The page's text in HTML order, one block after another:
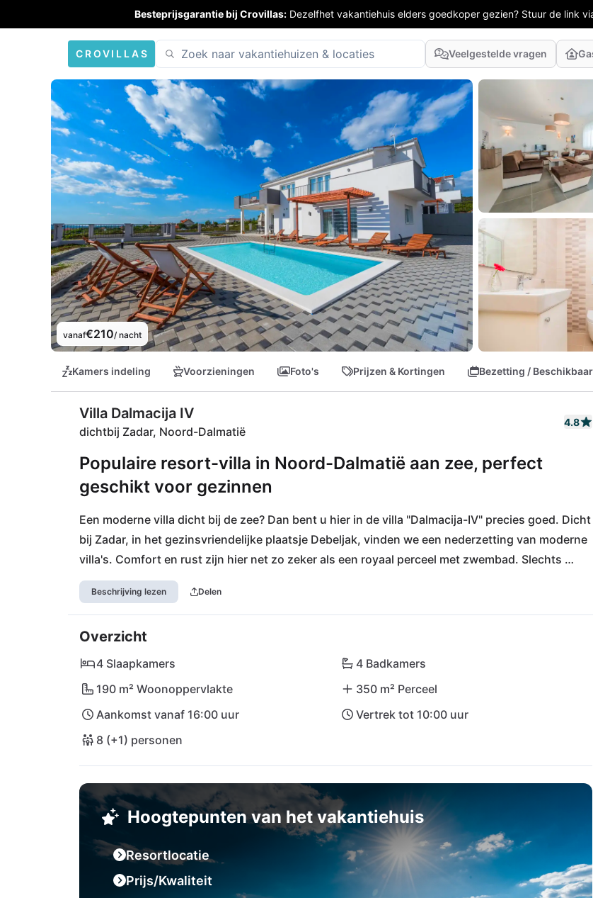
Besteprijsgarantie bij Crovillas: Dezelfhet vakantiehuis elders goedkoper gezien? Stuur de link
CROVILLAS Veelgestelde vragen
vanaf€210/ nacht
Kamers indeling Voorzieningen Foto's Prijzen & Kortingen Bezetting /
Villa Dalmacija IV
dichtbij Zadar, Noord-Dalmatië
4.8
Populaire resort-villa in Noord-Dalmatië aan zee, perfect
geschikt voor gezinnen
Een moderne villa dicht bij de zee? Dan bent u hier in de villa "Dalmacija-IV" precies goed. Dicht
bij Zadar, in het gezinsvriendelijke plaatsje Debeljak, vinden we een nederzetting van moderne
villa's. Comfort en rust zijn hier net zo zeker als een royaal perceel met zwembad. Slechts
enkele kilometers verder ligt de stad Sukosan met geweldige stranden en tal van
speelgelegenheden voor kinderen! Een perfecte bereikbaarheid van de villa wordt
gegarandeerd door de slechts 9 km verderop gelegen luchthaven, en de bekende stad Zadar
ligt daarbij ook slechts 16 km verderop.
Beschrijving lezen Delen
Overzicht
4 Slaapkamers
4 Badkamers
190 m² Woonoppervlakte
350 m² Perceel
Aankomst vanaf 16:00 uur
Vertrek tot 10:00 uur
8 (+1) personen
Hoogtepunten van het vakantiehuis
Resortlocatie
Prijs/Kwaliteit